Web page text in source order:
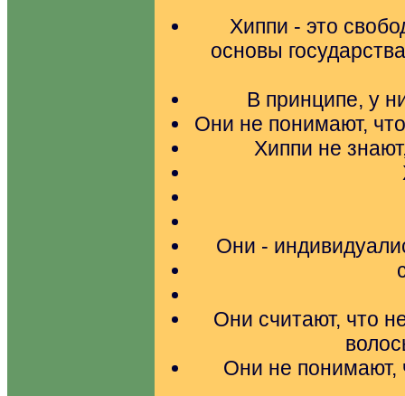
Хиппи - это
основы
В принципе, у
Они не понимают,
Хиппи не
Они -
Они считают, что
Они не понимают,